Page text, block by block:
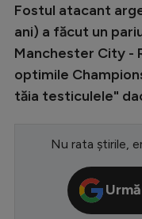
CM
LaLiga
Fostul atacant
ani) a făcut un
Manchester City -
optimile
tăia testiculele"
Nu rata știrile,